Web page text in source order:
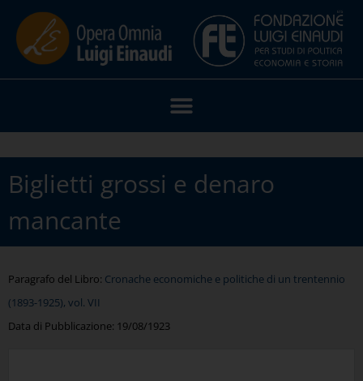
Biglietti grossi e denaro
mancante
Paragrafo del Libro: Cronache economiche e politiche di un trentennio
(1893-1925), vol. VII
Data di Pubblicazione: 19/08/1923